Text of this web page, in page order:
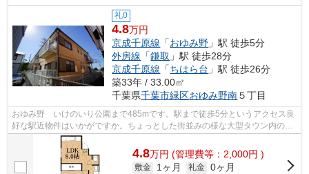
礼0
4.8万円
京成千原線 「おゆみ野 」駅 徒歩5分
外房線 「鎌取 」駅 徒歩28分
京成千原線 「ちはら台 」駅 徒歩26分
築33年 / 33.00㎡
千葉県千葉市緑区おゆみ野南５丁目
おゆみ野 いけのいり公園まで485mです。駅まで徒歩5分というアクセス良
好な駅近物件はいかがですか。ちょっとした街並みの様な大型タウン内の物
件になります。千葉市緑区エリアの賃貸...
4.8万円 (管理費等：2,000円 )
敷金 1ヶ月 礼金 0ヶ月